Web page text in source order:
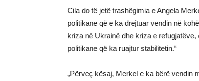
Cila do të jetë trashëgimia e Angela
politikane që e ka drejtuar vendin në
kriza në Ukrainë dhe kriza e
politikane që ka ruajtur stabilitetin.“
„Përveç kësaj, Merkel e ka bërë vendin